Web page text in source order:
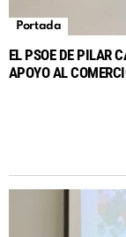
Portada
EL PSOE DE PILAR
APOYO AL